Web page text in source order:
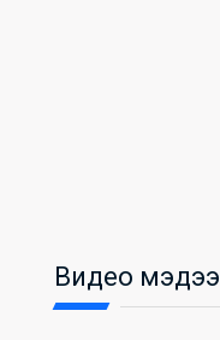
Видео мэдээ